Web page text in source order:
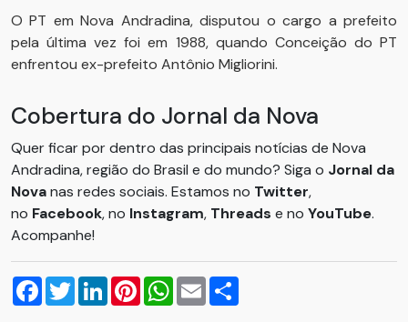
O PT em Nova Andradina, disputou o cargo a prefeito
pela última vez foi em 1988, quando Conceição do PT
enfrentou ex-prefeito Antônio Migliorini.
Cobertura do Jornal da Nova
Quer ficar por dentro das principais notícias de Nova
Andradina, região do Brasil e do mundo? Siga o Jornal da
Novanas redes sociais. Estamos no Twitter,
no Facebook, no Instagram, Threads e no YouTube.
Acompanhe!
Facebook
TwitterLinkedInPinterestWhatsApp
Email